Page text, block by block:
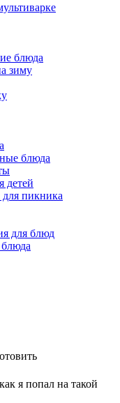
блюда
зиму
блюда
детей
пикника
для блюд
я попал на такой